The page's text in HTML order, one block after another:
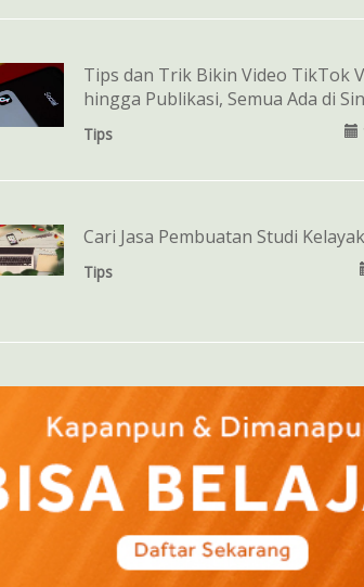
Tips dan Trik Bikin Video TikTok
hingga Publikasi, Semua Ada di
Tips
Cari Jasa Pembuatan Studi
Tips